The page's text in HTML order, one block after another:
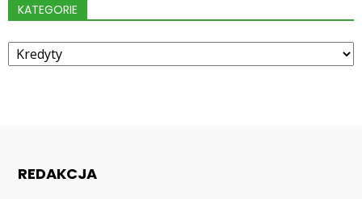
KATEGORIE
Kategorie
REDAKCJA